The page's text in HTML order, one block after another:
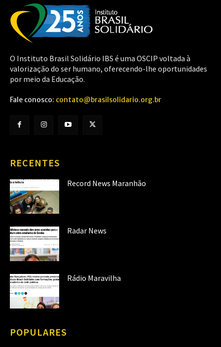
O Instituto Brasil Solidário IBS é uma OSCIP voltada à
valorização do ser humano, oferecendo-lhe oportunidades
por meio da Educação.
Fale conosco: contato@brasilsolidario.org.br
RECENTES
Record News Maranhão
Radar News
Rádio Maravilha
POPULARES